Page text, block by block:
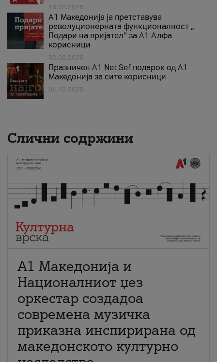
16.02.2026
А1 Македонија ја претставува
револуционерната функционалност „
Подари на пријател“ за А1 Алфа
корисници
02.02.2026
Празничен A1 Net Sеf подарок од А1
Македонија за сите корисници
04.12.2025
Слични содржини
А1 Македонија и
Националниот џез
оркестар создадоа
современа музичка
приказна инспирирана од
македонското културно